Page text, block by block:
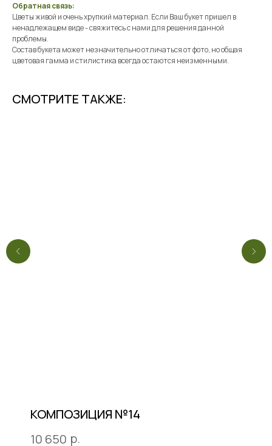
Обратная связь:
Цветы живой и очень хрупкий материал. Если Ваш букет пришел в
ненадлежащем виде - свяжитесь с нами для решения данной
проблемы.
Состав букета может незначительно отличаться от фото, но общая
цветовая гамма и стилистика всегда остаются неизменными.
СМОТРИТЕ ТАКЖЕ:
КОМПОЗИЦИЯ №14
10 650 р.